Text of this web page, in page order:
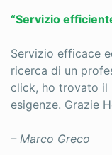
“Servizio
Servizio efficace
ricerca di un
click, ho trovato il
esigenze. Grazie
– Marco Greco